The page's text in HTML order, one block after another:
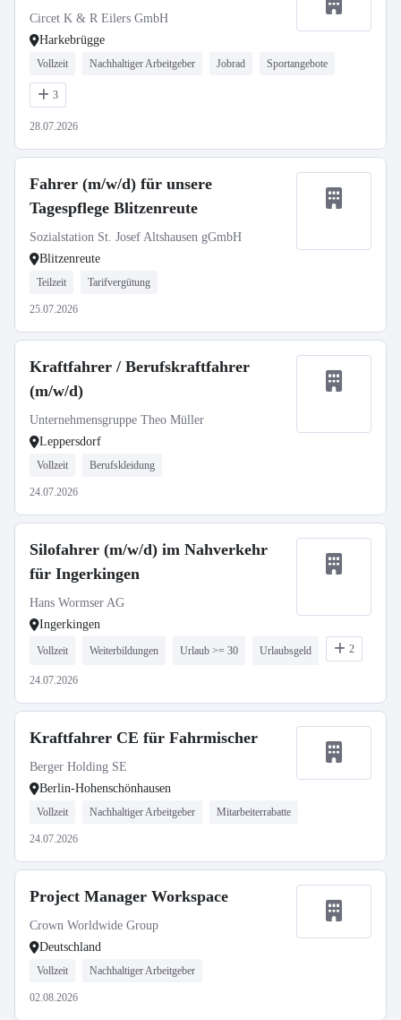
Circet K & R Eilers GmbH
Harkebrügge
Vollzeit Nachhaltiger Arbeitgeber Jobrad Sportangebote
3
28.07.2026
Fahrer (m/w/d) für unsere
Tagespflege Blitzenreute
Sozialstation St. Josef Altshausen gGmbH
Blitzenreute
Teilzeit Tarifvergütung
25.07.2026
Kraftfahrer / Berufskraftfahrer
(m/w/d)
Unternehmensgruppe Theo Müller
Leppersdorf
Vollzeit Berufskleidung
24.07.2026
Silofahrer (m/w/d) im Nahverkehr
für Ingerkingen
Hans Wormser AG
Ingerkingen
Vollzeit Weiterbildungen Urlaub >= 30 Urlaubsgeld 2
24.07.2026
Kraftfahrer CE für Fahrmischer
Berger Holding SE
Berlin-Hohenschönhausen
Vollzeit Nachhaltiger Arbeitgeber Mitarbeiterrabatte
24.07.2026
Project Manager Workspace
Crown Worldwide Group
Deutschland
Vollzeit Nachhaltiger Arbeitgeber
02.08.2026